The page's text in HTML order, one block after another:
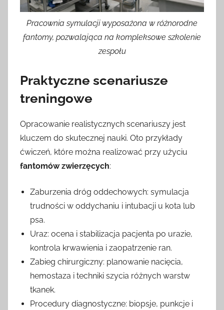
Pracownia symulacji wyposażona w różnorodne
fantomy, pozwalająca na kompleksowe szkolenie
zespołu
Praktyczne scenariusze
treningowe
Opracowanie realistycznych scenariuszy jest
kluczem do skutecznej nauki. Oto przykłady
ćwiczeń, które można realizować przy użyciu
fantomów zwierzęcych:
Zaburzenia dróg oddechowych: symulacja
trudności w oddychaniu i intubacji u kota lub
psa.
Uraz: ocena i stabilizacja pacjenta po urazie,
kontrola krwawienia i zaopatrzenie ran.
Zabieg chirurgiczny: planowanie nacięcia,
hemostaza i techniki szycia różnych warstw
tkanek.
Procedury diagnostyczne: biopsje, punkcje i